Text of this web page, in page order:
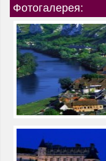
Фотогалерея: